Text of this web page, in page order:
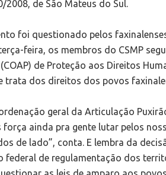
2008, de São Mateus do Sul.
foi questionado pelos
feira, os membros do CSMP
de Proteção aos Direitos
trata dos direitos dos povos
geral da Articulação
força ainda pra gente lutar pelos
de lado”, conta. E lembra da
federal de regulamentação dos